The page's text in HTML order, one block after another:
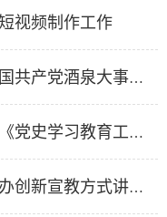
视频制作工作
事记（2024）》编纂工作
教育工作条例》工作方案
教方式讲好红色故事